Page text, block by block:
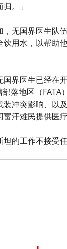
。」
无国界医生队
饮用水，以帮助
国界医生已经在
部落地区（
冲突影响、以
汗难民提供医疗
的工作不接受